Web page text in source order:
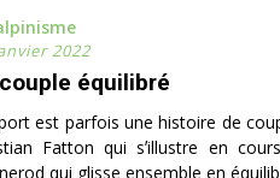
2022
équilibré
est parfois une histoire de
Fatton qui sʼillustre en
qui glisse ensemble en